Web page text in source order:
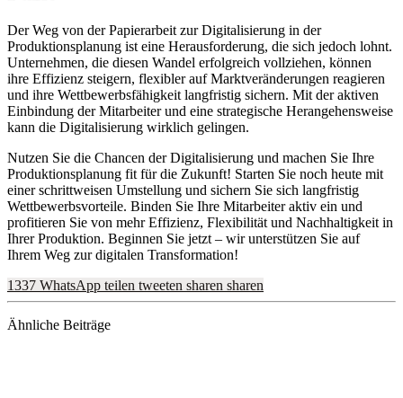
Der Weg von der Papierarbeit zur Digitalisierung in der
Produktionsplanung ist eine Herausforderung, die sich jedoch lohnt.
Unternehmen, die diesen Wandel erfolgreich vollziehen, können
ihre Effizienz steigern, flexibler auf Marktveränderungen reagieren
und ihre Wettbewerbsfähigkeit langfristig sichern. Mit der aktiven
Einbindung der Mitarbeiter und eine strategische Herangehensweise
kann die Digitalisierung wirklich gelingen.
Nutzen Sie die Chancen der Digitalisierung und machen Sie Ihre
Produktionsplanung fit für die Zukunft! Starten Sie noch heute mit
einer schrittweisen Umstellung und sichern Sie sich langfristig
Wettbewerbsvorteile. Binden Sie Ihre Mitarbeiter aktiv ein und
profitieren Sie von mehr Effizienz, Flexibilität und Nachhaltigkeit in
Ihrer Produktion. Beginnen Sie jetzt – wir unterstützen Sie auf
Ihrem Weg zur digitalen Transformation!
1337 WhatsApp teilen tweeten sharen sharen
Ähnliche Beiträge